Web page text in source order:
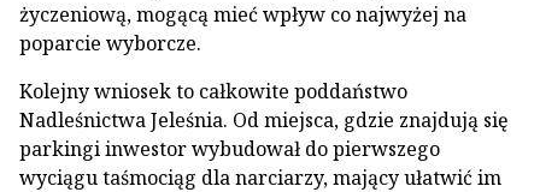
życzeniową, mogącą mieć wpływ co najwyżej na
poparcie wyborcze.
Kolejny wniosek to całkowite poddaństwo
Nadleśnictwa Jeleśnia. Od miejsca, gdzie znajdują się
parkingi inwestor wybudował do pierwszego
wyciągu taśmociąg dla narciarzy, mający ułatwić im